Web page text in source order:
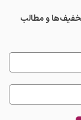
تخفیف‌ها و مطالب